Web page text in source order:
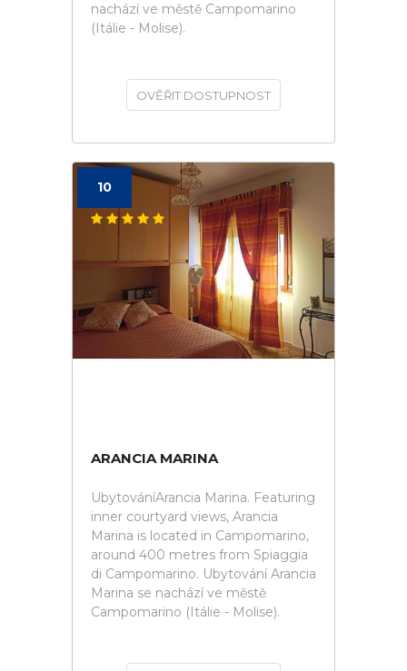
nachází ve městě Campomarino
(Itálie - Molise).
OVĚŘIT DOSTUPNOST
10
ARANCIA MARINA
UbytováníArancia Marina. Featuring
inner courtyard views, Arancia
Marina is located in Campomarino,
around 400 metres from Spiaggia
di Campomarino. Ubytování Arancia
Marina se nachází ve městě
Campomarino (Itálie - Molise).